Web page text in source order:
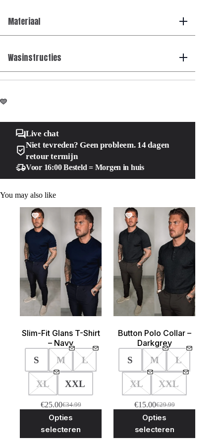
Materiaal
Wasinstructies
Live chat
Niet tevreden? Geen probleem. 14 dagen
retour termijn
Voor 16:00 Besteld = Morgen in huis
You may also like
SALE!
Slim-Fit Glans T-Shirt
– Navy
S M L
XL XXL
€34.99
Oorspronkelijke
prijs
was:
€25.00Huidige
prijs
is:
Opties
selecteren
meerdere
SALE!
Button Polo Collar –
Darkgrey
S M L
XL XXL
€29.99
Oorspronkelijke
prijs
was:
€15.00Huidige
prijs
is:
Opties
selecteren